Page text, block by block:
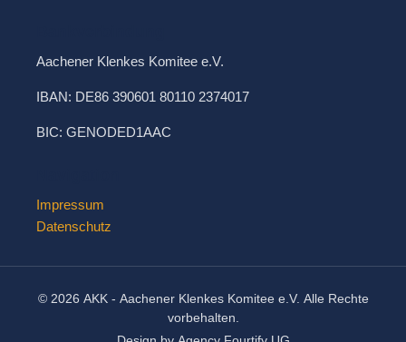
Aachener Klenkes Komitee e.V.
IBAN: DE86 390601 80110 2374017
BIC: GENODED1AAC
Impressum
Datenschutz
© 2026 AKK - Aachener Klenkes Komitee e.V. Alle Rechte
vorbehalten.